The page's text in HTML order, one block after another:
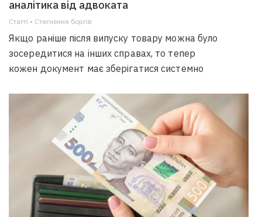
аналітика від адвоката
Статті • Стягнення боргiв
Якщо раніше після випуску товару можна було
зосередитися на інших справах, то тепер
кожен документ має зберігатися системно